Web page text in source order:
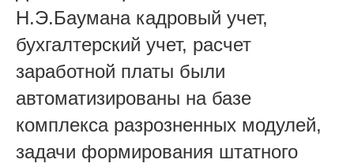
Н.Э.Баумана кадровый учет,
бухгалтерский учет, расчет
заработной платы были
автоматизированы на базе
комплекса разрозненных модулей,
задачи формирования штатного